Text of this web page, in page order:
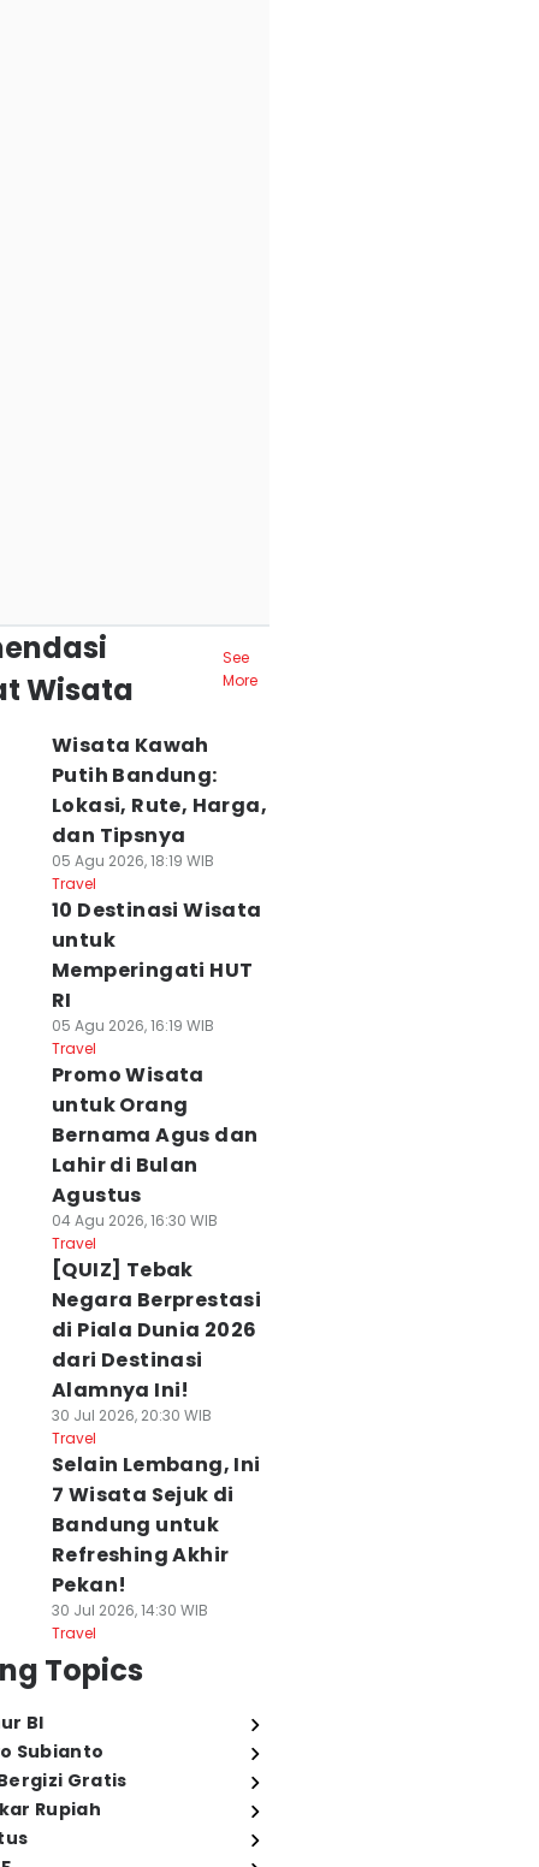
Wisata
See
More
Wisata Kawah
Putih Bandung:
Lokasi, Rute, Harga,
dan Tipsnya
05 Agu 2026, 18:19 WIB
Travel
10 Destinasi Wisata
untuk
Memperingati HUT
RI
05 Agu 2026, 16:19 WIB
Travel
Promo Wisata
untuk Orang
Bernama Agus dan
Lahir di Bulan
Agustus
04 Agu 2026, 16:30 WIB
Travel
[QUIZ] Tebak
Negara Berprestasi
di Piala Dunia 2026
dari Destinasi
Alamnya Ini!
30 Jul 2026, 20:30 WIB
Travel
Selain Lembang, Ini
7 Wisata Sejuk di
Bandung untuk
Refreshing Akhir
Pekan!
30 Jul 2026, 14:30 WIB
Travel
Topics
BI
Subianto
Gratis
Rupiah